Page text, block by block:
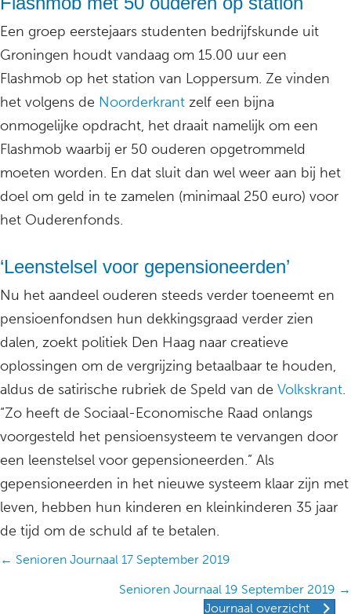
Een groep eerstejaars studenten bedrijfskunde uit
Groningen houdt vandaag om 15.00 uur een
Flashmob op het station van Loppersum. Ze vinden
het volgens de Noorderkrant zelf een bijna
onmogelijke opdracht, het draait namelijk om een
Flashmob waarbij er 50 ouderen opgetrommeld
moeten worden. En dat sluit dan wel weer aan bij het
doel om geld in te zamelen (minimaal 250 euro) voor
het Ouderenfonds.
‘Leenstelsel voor gepensioneerden’
Nu het aandeel ouderen steeds verder toeneemt en
pensioenfondsen hun dekkingsgraad verder zien
dalen, zoekt politiek Den Haag naar creatieve
oplossingen om de vergrijzing betaalbaar te houden,
aldus de satirische rubriek de Speld van de Volkskrant.
“Zo heeft de Sociaal-Economische Raad onlangs
voorgesteld het pensioensysteem te vervangen door
een leenstelsel voor gepensioneerden.” Als
gepensioneerden in het nieuwe systeem klaar zijn met
leven, hebben hun kinderen en kleinkinderen 35 jaar
de tijd om de schuld af te betalen.
Posts
← Senioren Journaal 17 September 2019
Senioren Journaal 19 September 2019 →
Journaal overzicht